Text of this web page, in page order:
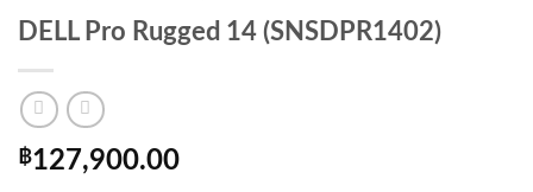
DELL Pro Rugged 14 (SNSDPR1402)
฿127,900.00